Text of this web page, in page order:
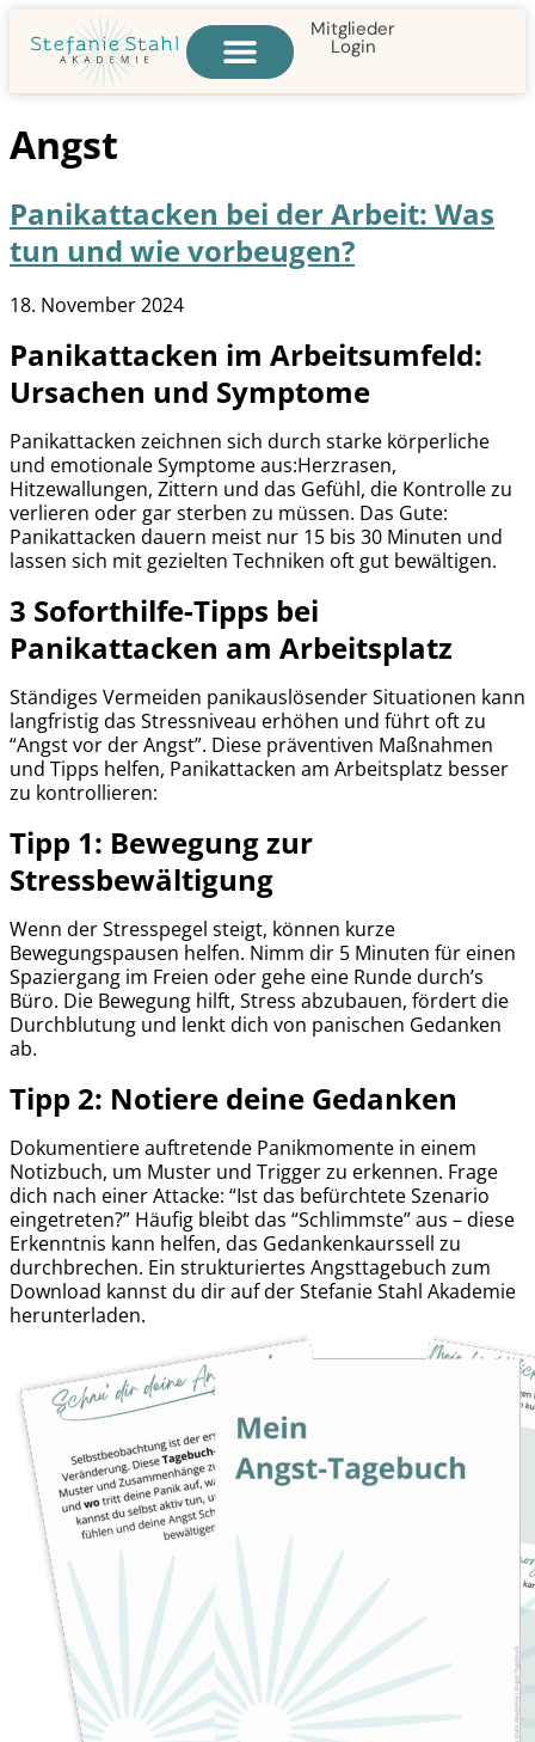
Mitglieder
Login
Angst
Panikattacken bei der Arbeit: Was
tun und wie vorbeugen?
18. November 2024
Panikattacken im Arbeitsumfeld:
Ursachen und Symptome
Panikattacken zeichnen sich durch starke körperliche
und emotionale Symptome aus:Herzrasen,
Hitzewallungen, Zittern und das Gefühl, die Kontrolle zu
verlieren oder gar sterben zu müssen. Das Gute:
Panikattacken dauern meist nur 15 bis 30 Minuten und
lassen sich mit gezielten Techniken oft gut bewältigen.
3 Soforthilfe-Tipps bei
Panikattacken am Arbeitsplatz
Ständiges Vermeiden panikauslösender Situationen kann
langfristig das Stressniveau erhöhen und führt oft zu
“Angst vor der Angst”. Diese präventiven Maßnahmen
und Tipps helfen, Panikattacken am Arbeitsplatz besser
zu kontrollieren:
Tipp 1: Bewegung zur
Stressbewältigung
Wenn der Stresspegel steigt, können kurze
Bewegungspausen helfen. Nimm dir 5 Minuten für einen
Spaziergang im Freien oder gehe eine Runde durch’s
Büro. Die Bewegung hilft, Stress abzubauen, fördert die
Durchblutung und lenkt dich von panischen Gedanken
ab.
Tipp 2: Notiere deine Gedanken
Dokumentiere auftretende Panikmomente in einem
Notizbuch, um Muster und Trigger zu erkennen. Frage
dich nach einer Attacke: “Ist das befürchtete Szenario
eingetreten?” Häufig bleibt das “Schlimmste” aus – diese
Erkenntnis kann helfen, das Gedankenkaurssell zu
durchbrechen. Ein strukturiertes Angsttagebuch zum
Download kannst du dir auf der Stefanie Stahl Akademie
herunterladen.